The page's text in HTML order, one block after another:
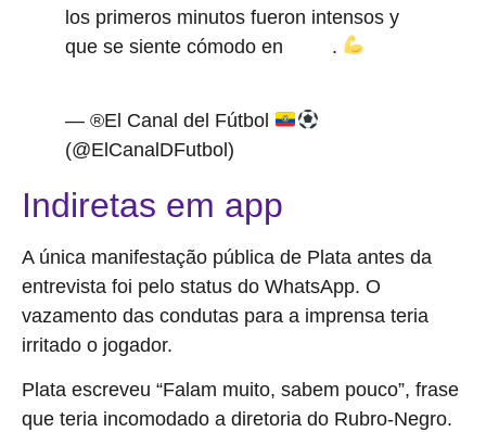
los primeros minutos fueron intensos y
que se siente cómodo en
.
— ®El Canal del Fútbol
(@ElCanalDFutbol)
Indiretas em app
A única manifestação pública de Plata antes da
entrevista foi pelo status do WhatsApp. O
vazamento das condutas para a imprensa teria
irritado o jogador.
Plata escreveu “Falam muito, sabem pouco”, frase
que teria incomodado a diretoria do Rubro-Negro.